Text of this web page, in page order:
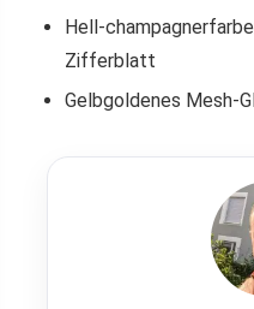
Hell-
Zifferblatt
Gelbgoldenes Mesh-